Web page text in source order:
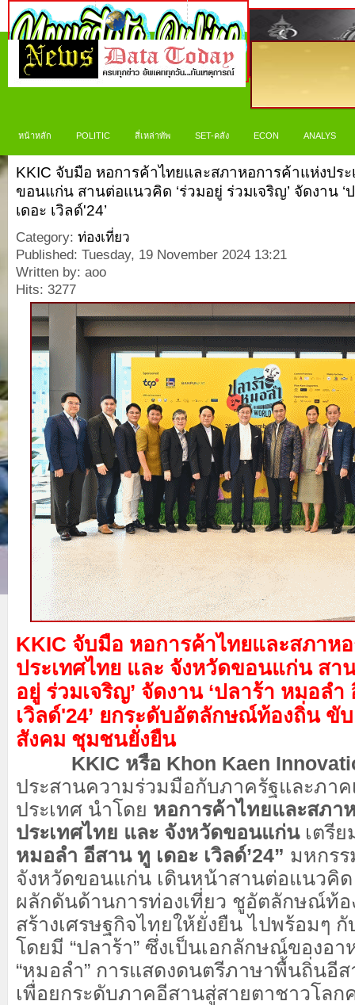
หน้าหลัก POLITIC สี่เหล่าทัพ SET-คลัง ECON ANALYS
KKIC จับมือ หอการค้าไทยและสภาหอการค้าแห่งประ
ขอนแก่น สานต่อแนวคิด ‘ร่วมอยู่ ร่วมเจริญ’ จัดงาน
เดอะ เวิลด์'24’
Category: ท่องเที่ยว
Published: Tuesday, 19 November 2024 13:21
Written by: aoo
Hits: 3277
KKIC จับมือ หอการค้าไทยและสภาห
ประเทศไทย และ จังหวัดขอนแก่น สา
อยู่ ร่วมเจริญ’ จัดงาน ‘ปลาร้า หมอลำ
เวิลด์'24’ ยกระดับอัตลักษณ์ท้องถิ่น ขับ
สังคม ชุมชนยั่งยืน
KKIC หรือ Khon Kaen
ประสานความร่วมมือกับภาครัฐและภา
ประเทศ นำโดย หอการค้าไทยและสภา
ประเทศไทย และ จังหวัดขอนแก่น เตรี
หมอลำ อีสาน ทู เดอะ เวิลด์’24” มหกร
จังหวัดขอนแก่น เดินหน้าสานต่อแนวคิด
ผลักดันด้านการท่องเที่ยว ชูอัตลักษณ์ท้อ
สร้างเศรษฐกิจไทยให้ยั่งยืน ไปพร้อมๆ
โดยมี “ปลาร้า” ซึ่งเป็นเอกลักษณ์ของอ
“หมอลำ” การแสดงดนตรีภาษาพื้นถิ่นอี
เพื่อยกระดับภาคอีสานสู่สายตาชาวโล